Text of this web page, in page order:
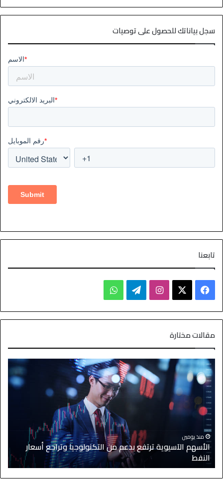
سجل بياناتك للحصول على توصيات
تابعنا
مقالات مختارة
منذ يومين
الأسهم الآسيوية ترتفع بدعم من التكنولوجيا وتراجع أسعار
النفط